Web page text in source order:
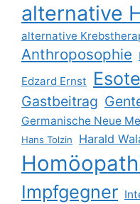
alternative
alternative
Anthroposophie
Edzard Ernst
Gastbeitrag
Germanische Neue
Hans Tolzin Harald
Impfgegner